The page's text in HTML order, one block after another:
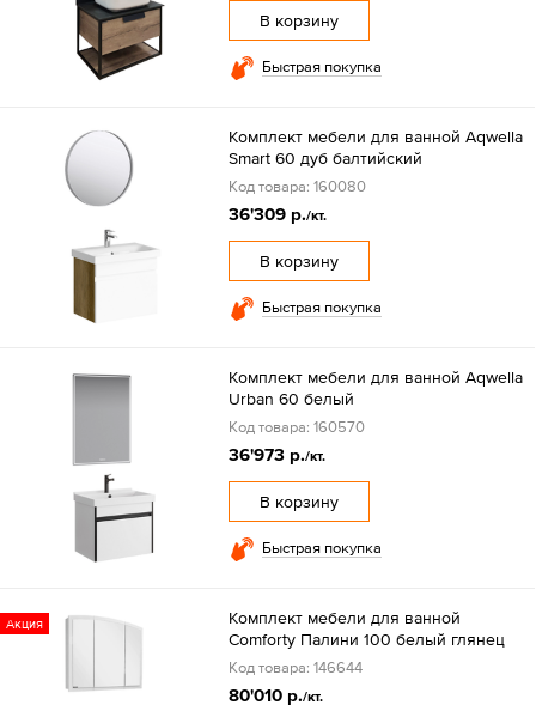
В корзину
Быстрая покупка
Комплект мебели для ванной Aqwella
Smart 60 дуб балтийский
Код товара: 160080
36'309 р./кт.
В корзину
Быстрая покупка
Комплект мебели для ванной Aqwella
Urban 60 белый
Код товара: 160570
36'973 р./кт.
В корзину
Быстрая покупка
Акция
Комплект мебели для ванной
Comforty Палини 100 белый глянец
Код товара: 146644
80'010 р./кт.